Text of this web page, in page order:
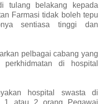
tulang belakang kepada
Farmasi tidak boleh tepu
sentiasa tinggi dan
pelbagai cabang yang
di hospital
hospital swasta di
1 atau 2 orang Pegawai